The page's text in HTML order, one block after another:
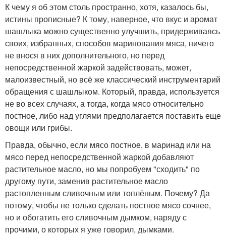
К чему я об этом столь пространно, хотя, казалось бы,
истины прописные? К тому, наверное, что вкус и аромат
шашлыка можно существенно улучшить, придерживаясь
своих, избранных, способов маринования мяса, ничего
не внося в них дополнительного, но перед
непосредственной жаркой задействовать, может,
малоизвестный, но всё же классический инструментарий
обращения с шашлыком. Который, правда, используется
не во всех случаях, а тогда, когда мясо относительно
постное, либо над углями предполагается поставить еще
овощи или грибы.
Правда, обычно, если мясо постное, в маринад или на
мясо перед непосредственной жаркой добавляют
растительное масло, но мы попробуем "сходить" по
другому пути, заменив растительное масло
растопленным сливочным или топлёным. Почему? Да
потому, чтобы не только сделать постное мясо сочнее,
но и обогатить его сливочным дымком, наряду с
прочими, о которых я уже говорил, дымками.